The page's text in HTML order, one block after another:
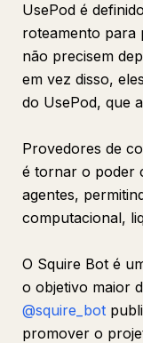
UsePod é
roteamento para
não precisem
em vez disso,
do UsePod, que
Provedores de
é tornar o poder
agentes,
computacional,
O Squire Bot é
o objetivo maior
@squire_bot
promover o